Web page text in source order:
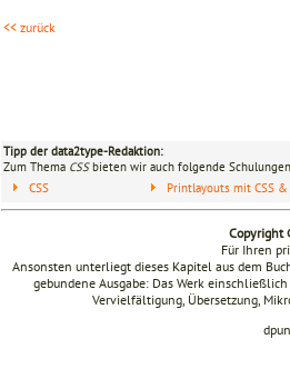
<< zurück
Tipp der data2type-Redaktion:
Zum Thema CSSbieten wir auch folgende
CSS
Printlayouts mit CSS &
Copyright
Für Ihren
Ansonsten unterliegt dieses Kapitel aus dem
gebundene Ausgabe: Das Werk
Vervielfältigung, Übersetzung,